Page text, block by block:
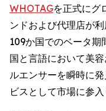
WHOTAGを正式にグ
ンドおよび代理店が
109か国でのベータ期
国と言語において美
ルエンサーを瞬時に
ビスとして市場に参入